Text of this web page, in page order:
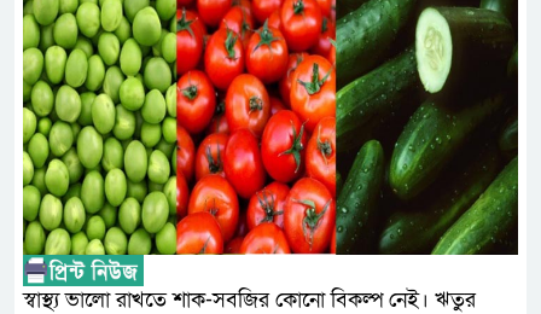
নদী দূষণ রোধে সমন্বিত
নেই : প্রধানমন্ত্রী
লালমনিরহাটে মাদকসহ
ওমানের সঙ্গে ইরানের হরমুজ
আত-তানযীল ইনস্টিটিউট
স্বাস্থ্য ভালো রাখতে শাক-সবজির কোনো বিকল্প নেই। ঋতুর